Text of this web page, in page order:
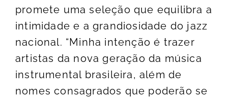
promete uma seleção que equilibra a
intimidade e a grandiosidade do jazz
nacional. “Minha intenção é trazer
artistas da nova geração da música
instrumental brasileira, além de
nomes consagrados que poderão se